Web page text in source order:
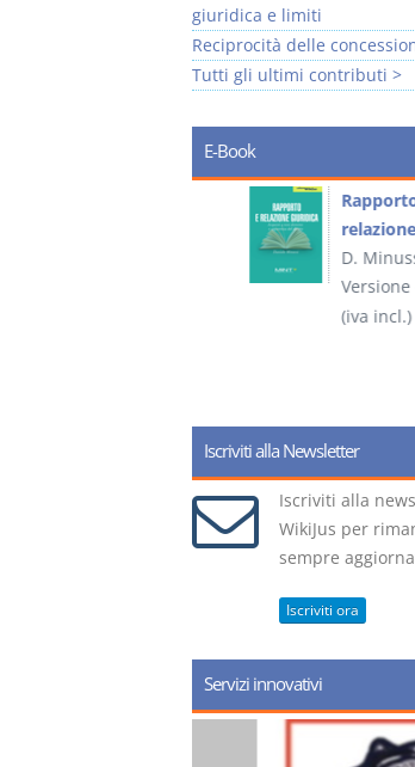
giuridica e limiti
Reciprocità delle
Tutti gli ultimi contributi >
E-Book
Rapporto e
relazione
D. Minussi
Versione
(iva incl.)
Iscriviti alla Newsletter
Iscriviti alla
WikiJus per
sempre
Iscriviti ora
Servizi innovativi